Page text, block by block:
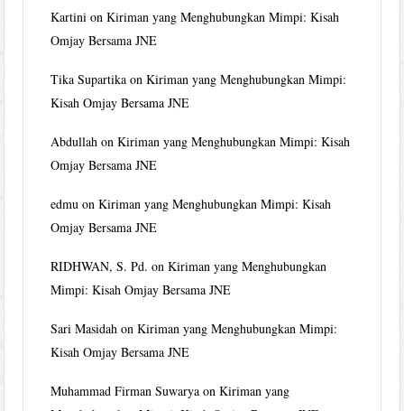
Kartini onKiriman yang Menghubungkan Mimpi: Kisah
Omjay Bersama JNE
Tika Supartika onKiriman yang Menghubungkan Mimpi:
Kisah Omjay Bersama JNE
Abdullah onKiriman yang Menghubungkan Mimpi: Kisah
Omjay Bersama JNE
edmu onKiriman yang Menghubungkan Mimpi: Kisah
Omjay Bersama JNE
RIDHWAN, S. Pd. onKiriman yang Menghubungkan
Mimpi: Kisah Omjay Bersama JNE
Sari Masidah onKiriman yang Menghubungkan Mimpi:
Kisah Omjay Bersama JNE
Muhammad Firman Suwarya onKiriman yang